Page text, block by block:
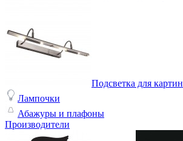
Подсветка для картин
Лампочки
Абажуры и плафоны
Производители